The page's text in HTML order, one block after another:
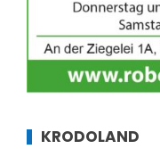
KRODOLAND